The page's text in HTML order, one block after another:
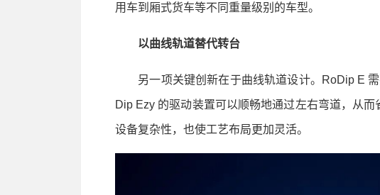
用车到厢式货车等不同重量级别的车型。
以曲线轨道替代转台
另一项关键创新在于曲线轨道设计。RoDip E 需
Dip Ezy 的驱动装置可以顺畅地通过左右弯道，从
设备复杂性，也使工艺布局更加灵活。